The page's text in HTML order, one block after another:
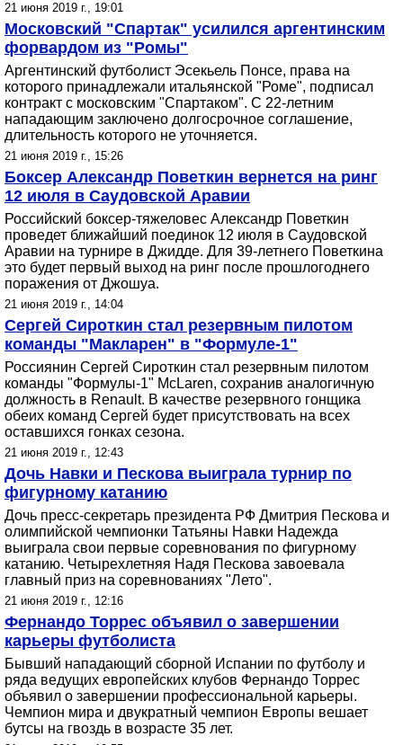
21 июня 2019 г., 19:01
Московский "Спартак" усилился аргентинским
форвардом из "Ромы"
Аргентинский футболист Эсекьель Понсе, права на
которого принадлежали итальянской "Роме", подписал
контракт с московским "Спартаком". С 22-летним
нападающим заключено долгосрочное соглашение,
длительность которого не уточняется.
21 июня 2019 г., 15:26
Боксер Александр Поветкин вернется на ринг
12 июля в Саудовской Аравии
Российский боксер-тяжеловес Александр Поветкин
проведет ближайший поединок 12 июля в Саудовской
Аравии на турнире в Джидде. Для 39-летнего Поветкина
это будет первый выход на ринг после прошлогоднего
поражения от Джошуа.
21 июня 2019 г., 14:04
Сергей Сироткин стал резервным пилотом
команды "Макларен" в "Формуле-1"
Россиянин Сергей Сироткин стал резервным пилотом
команды "Формулы-1" McLaren, сохранив аналогичную
должность в Renault. В качестве резервного гонщика
обеих команд Сергей будет присутствовать на всех
оставшихся гонках сезона.
21 июня 2019 г., 12:43
Дочь Навки и Пескова выиграла турнир по
фигурному катанию
Дочь пресс-секретарь президента РФ Дмитрия Пескова и
олимпийской чемпионки Татьяны Навки Надежда
выиграла свои первые соревнования по фигурному
катанию. Четырехлетняя Надя Пескова завоевала
главный приз на соревнованиях "Лето".
21 июня 2019 г., 12:16
Фернандо Торрес объявил о завершении
карьеры футболиста
Бывший нападающий сборной Испании по футболу и
ряда ведущих европейских клубов Фернандо Торрес
объявил о завершении профессиональной карьеры.
Чемпион мира и двукратный чемпион Европы вешает
бутсы на гвоздь в возрасте 35 лет.